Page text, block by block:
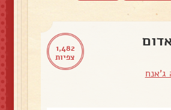
1,482
צפיות
ג'אנח